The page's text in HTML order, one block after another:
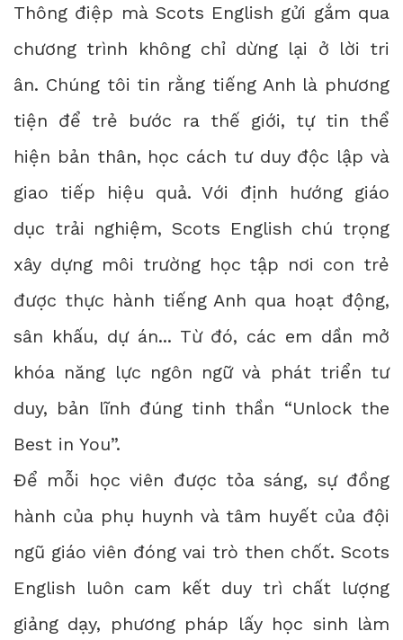
Thông điệp mà Scots English gửi gắm qua
chương trình không chỉ dừng lại ở lời tri
ân. Chúng tôi tin rằng tiếng Anh là phương
tiện để trẻ bước ra thế giới, tự tin thể
hiện bản thân, học cách tư duy độc lập và
giao tiếp hiệu quả. Với định hướng giáo
dục trải nghiệm, Scots English chú trọng
xây dựng môi trường học tập nơi con trẻ
được thực hành tiếng Anh qua hoạt động,
sân khấu, dự án... Từ đó, các em dần mở
khóa năng lực ngôn ngữ và phát triển tư
duy, bản lĩnh đúng tinh thần “Unlock the
Best in You”.
Để mỗi học viên được tỏa sáng, sự đồng
hành của phụ huynh và tâm huyết của đội
ngũ giáo viên đóng vai trò then chốt. Scots
English luôn cam kết duy trì chất lượng
giảng dạy, phương pháp lấy học sinh làm